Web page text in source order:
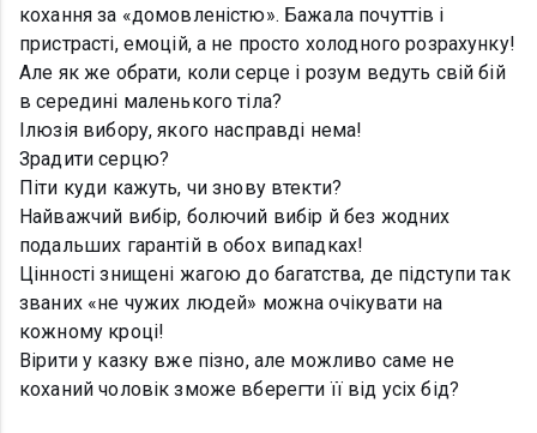
кохання за «домовленістю». Бажала почуттів і
пристрасті, емоцій, а не просто холодного розрахунку!
Але як же обрати, коли серце і розум ведуть свій бій
в середині маленького тіла?
Ілюзія вибору, якого насправді нема!
Зрадити серцю?
Піти куди кажуть, чи знову втекти?
Найважчий вибір, болючий вибір й без жодних
подальших гарантій в обох випадках!
Цінності знищені жагою до багатства, де підступи так
званих «не чужих людей» можна очікувати на
кожному кроці!
Вірити у казку вже пізно, але можливо саме не
коханий чоловік зможе вберегти її від усіх бід?